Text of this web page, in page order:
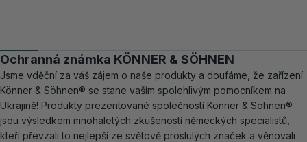
Ochranná známka KÖNNER & SÖHNEN
Jsme vděční za váš zájem o naše produkty a doufáme, že zařízení
Könner & Söhnen® se stane vaším spolehlivým pomocníkem na
Ukrajině! Produkty prezentované společností Könner & Söhnen®
jsou výsledkem mnohaletých zkušeností německých specialistů,
kteří převzali to nejlepší ze světově proslulých značek a věnovali